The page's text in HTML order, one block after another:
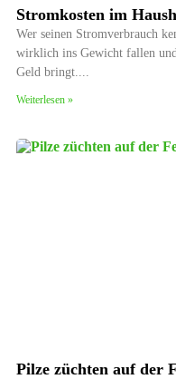
Stromkosten im
Wer seinen Stromverbrauch
wirklich ins Gewicht fallen
Geld bringt.
Weiterlesen »
Pilze züchten auf der